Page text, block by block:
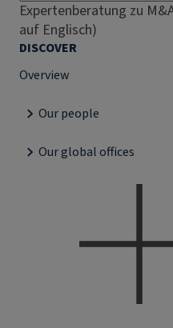
Expertenberatung zu
auf Englisch)
DISCOVER
Overview
Our people
Our global offices